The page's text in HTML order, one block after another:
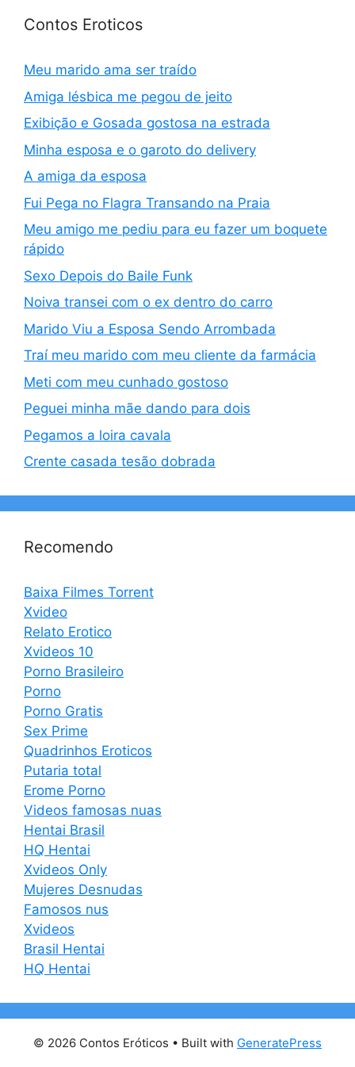
Contos Eroticos
Meu marido ama ser traído
Amiga lésbica me pegou de jeito
Exibição e Gosada gostosa na estrada
Minha esposa e o garoto do delivery
A amiga da esposa
Fui Pega no Flagra Transando na Praia
Meu amigo me pediu para eu fazer um boquete
rápido
Sexo Depois do Baile Funk
Noiva transei com o ex dentro do carro
Marido Viu a Esposa Sendo Arrombada
Traí meu marido com meu cliente da farmácia
Meti com meu cunhado gostoso
Peguei minha mãe dando para dois
Pegamos a loira cavala
Crente casada tesão dobrada
Recomendo
Baixa Filmes Torrent
Xvideo
Relato Erotico
Xvideos 10
Porno Brasileiro
Porno
Porno Gratis
Sex Prime
Quadrinhos Eroticos
Putaria total
Erome Porno
Videos famosas nuas
Hentai Brasil
HQ Hentai
Xvideos Only
Mujeres Desnudas
Famosos nus
Xvideos
Brasil Hentai
HQ Hentai
© 2026 Contos Eróticos • Built with GeneratePress